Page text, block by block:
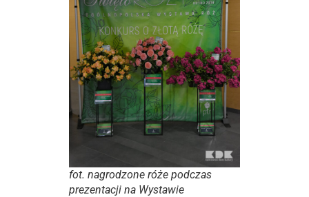
fot. nagrodzone róże podczas
prezentacji na Wystawie